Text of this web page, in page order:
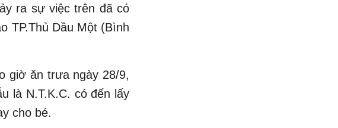
ra sự việc trên đã có
TP.Thủ Dầu Một (Bình
giờ ăn trưa ngày 28/9,
là N.T.K.C. có đến lấy
cho bé.